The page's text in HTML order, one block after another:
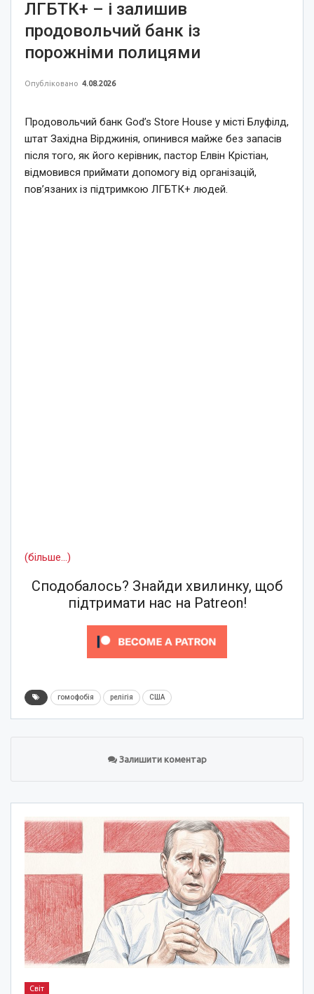
ЛГБТК+ – і залишив
продовольчий банк із
порожніми полицями
Опубліковано 4.08.2026
Продовольчий банк God’s Store House у місті Блуфілд,
штат Західна Вірджинія, опинився майже без запасів
після того, як його керівник, пастор Елвін Крістіан,
відмовився приймати допомогу від організацій,
пов’язаних із підтримкою ЛГБТК+ людей.
(більше…)
Сподобалось? Знайди хвилинку, щоб
підтримати нас на Patreon!
гомофобія релігія США
Залишити коментар
Світ